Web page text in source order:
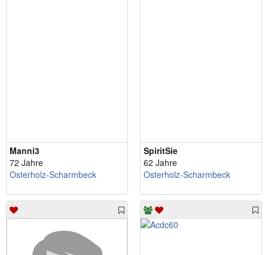
Manni3
72 Jahre
Osterholz-Scharmbeck
SpiritSie
62 Jahre
Osterholz-Scharmbeck